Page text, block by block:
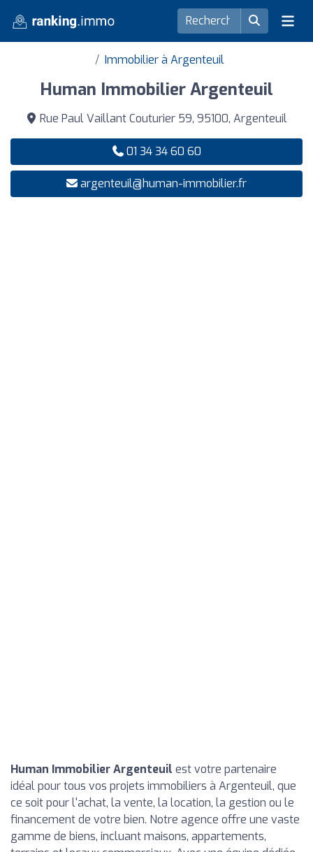
Immobilier à Argenteuil
Human Immobilier Argenteuil
Rue Paul Vaillant Couturier 59, 95100, Argenteuil
01 34 34 60 60
argenteuil@human-immobilier.fr
Human Immobilier Argenteuil est votre partenaire
idéal pour tous vos projets immobiliers à Argenteuil, que
ce soit pour l'achat, la vente, la location, la gestion ou le
financement de votre bien. Notre agence offre une vaste
gamme de biens, incluant maisons, appartements,